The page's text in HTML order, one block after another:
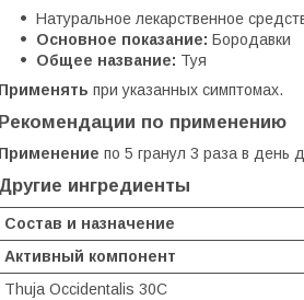
Натуральное лекарственное
Основное показание: Бородавки
Общее название: Туя
Применять при указанных симптомах.
Рекомендации по применению
Применение по 5 гранул 3 раза в день
Другие ингредиенты
Состав и назначение
Активный компонент
Thuja Occidentalis 30C